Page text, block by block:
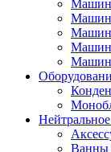
Ванны